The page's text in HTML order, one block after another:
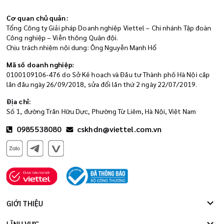
Cơ quan chủ quản:
Tổng Công ty Giải pháp Doanh nghiệp Viettel – Chi nhánh Tập đoàn
Công nghiệp – Viễn thông Quân đội.
Chịu trách nhiệm nội dung: Ông Nguyễn Mạnh Hổ
Mã số doanh nghiệp:
0100109106-476 do Sở Kế hoạch và Đầu tư Thành phố Hà Nội cấp
lần đầu ngày 26/09/2018, sửa đổi lần thứ 2 ngày 22/07/2019.
Địa chỉ:
Số 1, đường Trần Hữu Dực, Phường Từ Liêm, Hà Nội, Việt Nam
0985538080 cskhdn@viettel.com.vn
GIỚI THIỆU